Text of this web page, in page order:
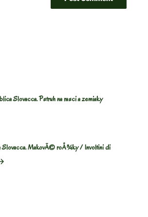
Slovacca. Pstruh na rasci a zemiaky
Slovacca. MakovÃ© roÅ¾ky / Involtini di